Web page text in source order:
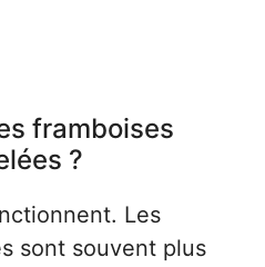
framboises
?
Les
sont souvent plus